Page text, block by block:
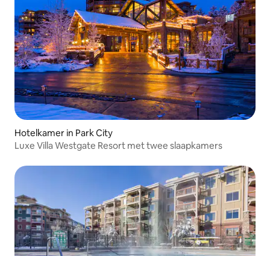
Hotelkamer in Park City
Luxe Villa Westgate Resort met twee slaapkamers